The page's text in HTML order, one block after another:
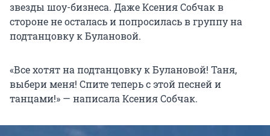
звезды шоу-бизнеса. Даже Ксения Собчак в
стороне не осталась и попросилась в группу на
подтанцовку к Булановой.
«Все хотят на подтанцовку к Булановой! Таня,
выбери меня! Спите теперь с этой песней и
танцами!» — написала Ксения Собчак.